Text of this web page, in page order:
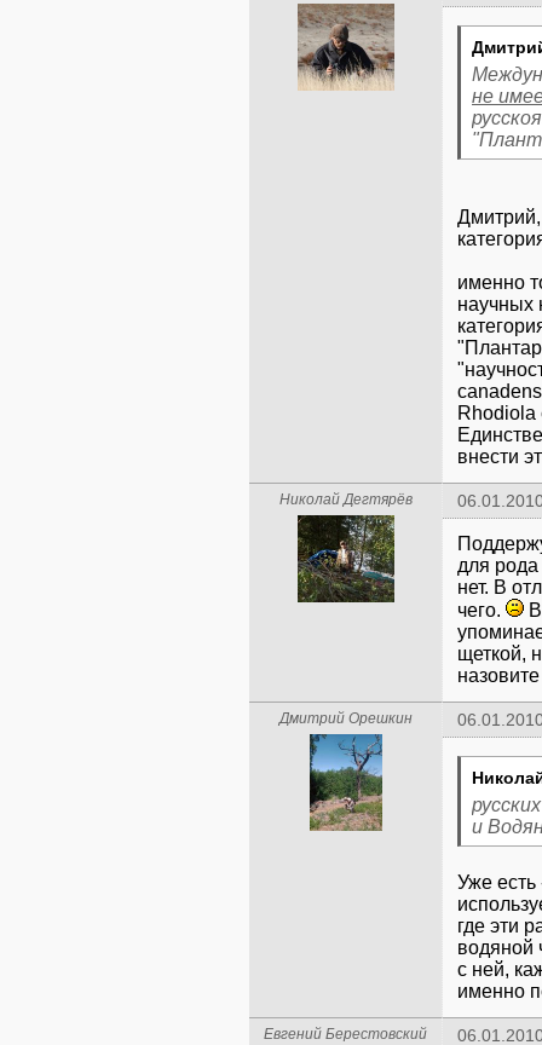
не
именно
научных
Rhodiola
внести
Николай Дегтярёв
для
нет. В
чего.
щеткой,
Дмитрий Орешкин
и
Уже
где эти
водяной
с ней,
именно
Евгений Берестовский